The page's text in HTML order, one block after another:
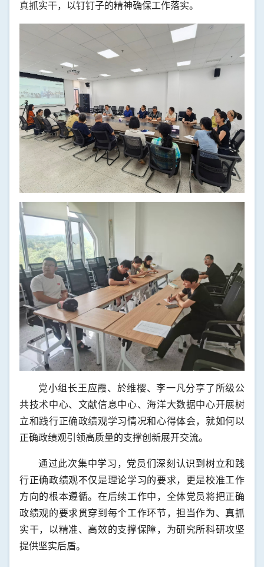
真抓实干，以钉钉子的精神确保工作落实。
党小组长王应霞、於维樱、李一凡分享了 所级公
共技术中心、文献信息中心、 海洋大数据中心开展树
立和践行正确政绩观学习情况和心得体会，就如何以
正确政绩观引领高质量的支撑创新展开交流。
通过此次集中学习，党员们深刻认识到树立和践
行正确政绩观不仅是理论学习的要求，更是校准工作
方向的根本遵循。在后续工作中，全体党员将把正确
政绩观的要求贯穿到每个工作环节，担当作为、真抓
实干，以精准、高效的支撑保障，为研究所科研攻坚
提供坚实后盾。